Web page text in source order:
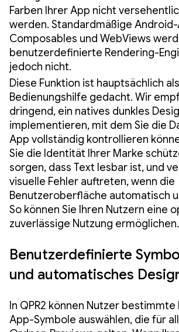
Farben Ihrer App nicht
werden. Standardmäßige
Composables und WebViews
benutzerdefinierte Rendering-
jedoch nicht.
Diese Funktion ist hauptsächlich als
Bedienungshilfe gedacht. Wir
dringend, ein natives dunkles
implementieren, mit dem Sie die
App vollständig kontrollieren
Sie die Identität Ihrer Marke
sorgen, dass Text lesbar ist, und
visuelle Fehler auftreten, wenn die
Benutzeroberfläche automatisch
So können Sie Ihren Nutzern eine
zuverlässige Nutzung ermöglichen.
Benutzerdefinierte
und automatisches
In QPR2 können Nutzer
App-Symbole auswählen, die für